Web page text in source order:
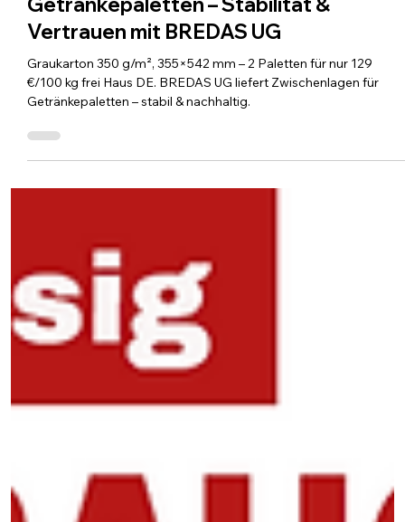
Graukarton als Zwischenlage auf
Getränkepaletten – Stabilität &
Vertrauen mit BREDAS UG
Graukarton 350 g/m², 355×542 mm – 2 Paletten für nur 129
Getränkepaletten – stabil & nachhaltig.